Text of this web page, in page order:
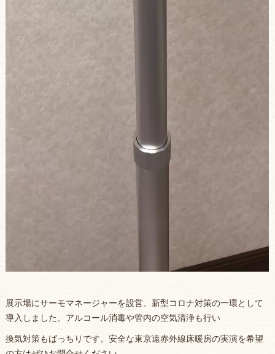
展示場にサーモマネージャーを設営。新型コロナ対策の一環として
導入しました。アルコール消毒や管内の空気清浄も行い
換気対策もばっちりです。安全な東京遠赤外線床暖房の実演を希望